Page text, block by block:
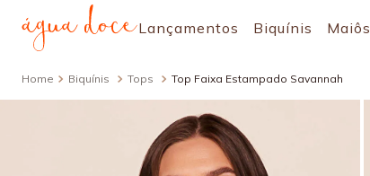
Lançamentos Biquínis Maiôs
Biquínis Tops Top Faixa Estampado Savannah